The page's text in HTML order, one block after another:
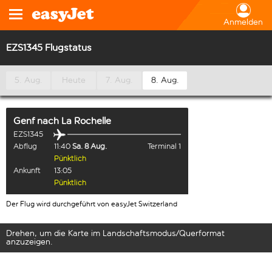
Anmelden
EZS1345 Flugstatus
5. Aug. Heute 7. Aug. 8. Aug.
Genf nach La Rochelle
EZS1345
Abflug
11:40 Sa. 8 Aug.
Terminal 1
Pünktlich
Ankunft
13:05
Pünktlich
Der Flug wird durchgeführt von easyJet Switzerland
Drehen, um die Karte im Landschaftsmodus/Querformat
anzuzeigen.